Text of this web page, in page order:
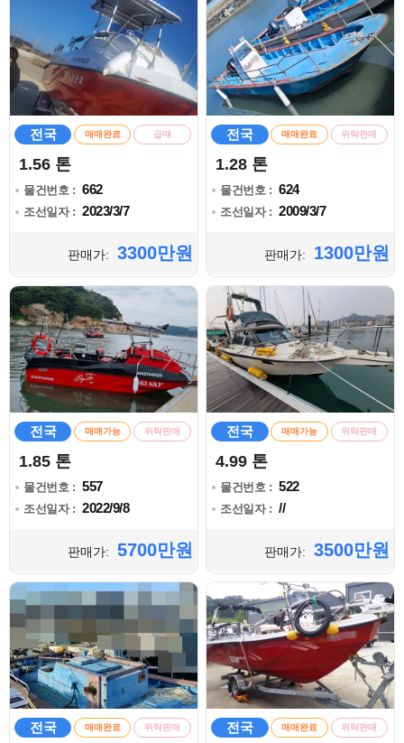
전국 매매완료 급매
1.56 톤
물건번호 : 662
조선일자 : 2023/3/7
판매가: 3300만원
전국 매매완료 위탁판매
1.28 톤
물건번호 : 624
조선일자 : 2009/3/7
판매가: 1300만원
전국 매매가능 위탁판매
1.85 톤
물건번호 : 557
조선일자 : 2022/9/8
판매가: 5700만원
전국 매매가능 위탁판매
4.99 톤
물건번호 : 522
조선일자 : //
판매가: 3500만원
전국 매매완료 위탁판매 전국 매매완료 위탁판매